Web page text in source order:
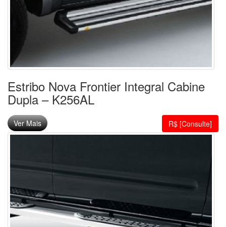
Estribo Nova Frontier Integral Cabine
Dupla – K256AL
Ver Mais R$ [Consulte]